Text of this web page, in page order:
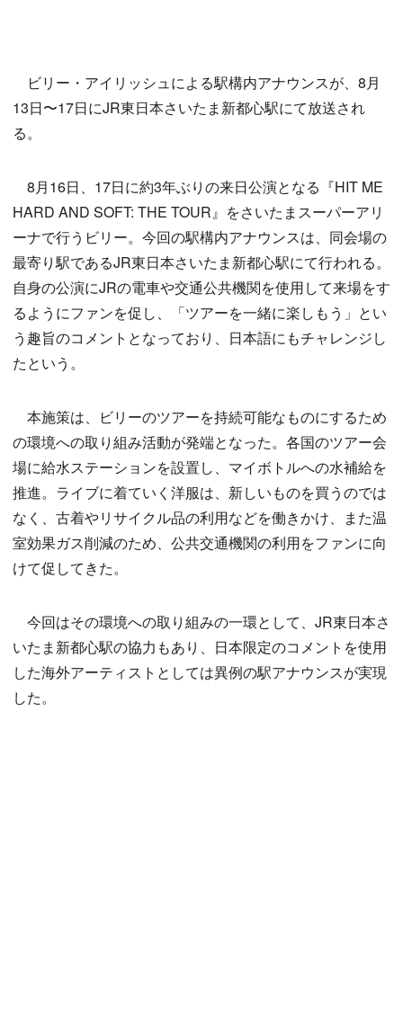
ビリー・アイリッシュによる駅構内アナウンスが、8月
13日〜17日にJR東日本さいたま新都心駅にて放送され
る。
8月16日、17日に約3年ぶりの来日公演となる『HIT ME
HARD AND SOFT: THE TOUR』をさいたまスーパーアリ
ーナで行うビリー。今回の駅構内アナウンスは、同会場の
最寄り駅であるJR東日本さいたま新都心駅にて行われる。
自身の公演にJRの電車や交通公共機関を使用して来場をす
るようにファンを促し、「ツアーを一緒に楽しもう」とい
う趣旨のコメントとなっており、日本語にもチャレンジし
たという。
本施策は、ビリーのツアーを持続可能なものにするため
の環境への取り組み活動が発端となった。各国のツアー会
場に給水ステーションを設置し、マイボトルへの水補給を
推進。ライブに着ていく洋服は、新しいものを買うのでは
なく、古着やリサイクル品の利用などを働きかけ、また温
室効果ガス削減のため、公共交通機関の利用をファンに向
けて促してきた。
今回はその環境への取り組みの一環として、JR東日本さ
いたま新都心駅の協力もあり、日本限定のコメントを使用
した海外アーティストとしては異例の駅アナウンスが実現
した。